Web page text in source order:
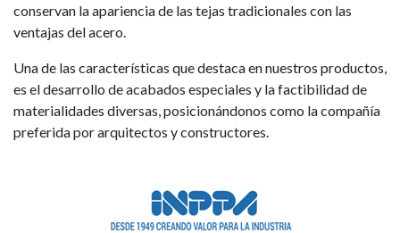
conservan la apariencia de las tejas tradicionales con las
ventajas del acero.
Una de las características que destaca en nuestros productos,
es el desarrollo de acabados especiales y la factibilidad de
materialidades diversas, posicionándonos como la compañía
preferida por arquitectos y constructores.